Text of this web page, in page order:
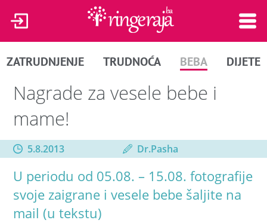
ZATRUDNJENJE TRUDNOĆA BEBA DIJETE
Nagrade za vesele bebe i
mame!
5.8.2013 Dr.Pasha
U periodu od 05.08. – 15.08. fotografije
svoje zaigrane i vesele bebe šaljite na
mail (u tekstu)